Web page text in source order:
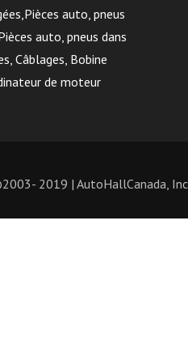
auto, pneus
auto, pneus dans
Câblages, Bobine
de moteur
2019 | AutoHallCanada,